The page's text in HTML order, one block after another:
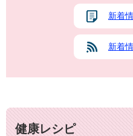
新着
新着
健康レシピ